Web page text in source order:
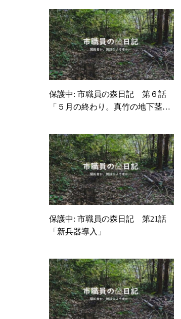
保護中: 市職員の森日記 第６話
「５月の終わり。真竹の地下茎と
保護中: 市職員の森日記 第21話
「新兵器導入」